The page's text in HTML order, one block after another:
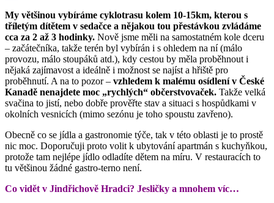
My většinou vybíráme cyklotrasu kolem 10-15km, kterou s
tříletým dítětem v sedačce a nějakou tou přestávkou zvládáme
cca za 2 až 3 hodinky. Nově jsme měli na samostatném kole dceru
– začátečníka, takže terén byl vybírán i s ohledem na ní (málo
provozu, málo stoupáků atd.), kdy cestou by měla proběhnout i
nějaká zajímavost a ideálně i možnost se najíst a hřiště pro
proběhnutí. A na to pozor – vzhledem k malému osídlení v České
Kanadě nenajdete moc „rychlých“ občerstvovaček. Takže velká
svačina to jistí, nebo dobře prověřte stav a situaci s hospůdkami v
okolních vesnicích (mimo sezónu je toho spoustu zavřeno).
Obecně co se jídla a gastronomie týče, tak v této oblasti je to prostě
nic moc. Doporučuji proto volit k ubytování apartmán s kuchyňkou,
protože tam nejlépe jídlo odladíte dětem na míru. V restauracích to
tu většinou žádné gastro-terno není.
Co vidět v Jindřichově Hradci? Jesličky a mnohem víc…